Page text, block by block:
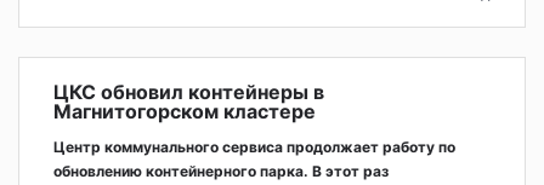
ЦКС обновил контейнеры в
Магнитогорском кластере
Центр коммунального сервиса продолжает работу по
обновлению контейнерного парка. В этот раз